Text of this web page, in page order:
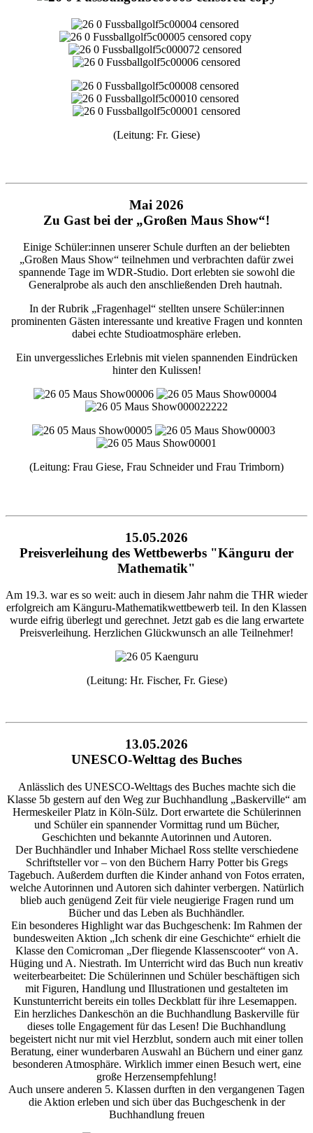
(Leitung: Fr. Giese)
Mai 2026
Zu Gast bei der „Großen Maus Show“!
Einige Schüler:innen unserer Schule durften an der beliebten
„Großen Maus Show“ teilnehmen und verbrachten dafür zwei
spannende Tage im WDR-Studio. Dort erlebten sie sowohl die
Generalprobe als auch den anschließenden Dreh hautnah.
In der Rubrik „Fragenhagel“ stellten unsere Schüler:innen
prominenten Gästen interessante und kreative Fragen und konnten
dabei echte Studioatmosphäre erleben.
Ein unvergessliches Erlebnis mit vielen spannenden Eindrücken
hinter den Kulissen!
(Leitung: Frau Giese, Frau Schneider und Frau Trimborn)
15.05.2026
Preisverleihung des Wettbewerbs "Känguru der
Mathematik"
Am 19.3. war es so weit: auch in diesem Jahr nahm die THR wieder
erfolgreich am Känguru-Mathematikwettbewerb teil. In den Klassen
wurde eifrig überlegt und gerechnet. Jetzt gab es die lang erwartete
Preisverleihung. Herzlichen Glückwunsch an alle Teilnehmer!
(Leitung: Hr. Fischer, Fr. Giese)
13.05.2026
UNESCO-Welttag des Buches
Anlässlich des UNESCO-Welttags des Buches machte sich die
Klasse 5b gestern auf den Weg zur Buchhandlung „Baskerville“ am
Hermeskeiler Platz in Köln-Sülz. Dort erwartete die Schülerinnen
und Schüler ein spannender Vormittag rund um Bücher,
Geschichten und bekannte Autorinnen und Autoren.
Der Buchhändler und Inhaber Michael Ross stellte verschiedene
Schriftsteller vor – von den Büchern Harry Potter bis Gregs
Tagebuch. Außerdem durften die Kinder anhand von Fotos erraten,
welche Autorinnen und Autoren sich dahinter verbergen. Natürlich
blieb auch genügend Zeit für viele neugierige Fragen rund um
Bücher und das Leben als Buchhändler.
Ein besonderes Highlight war das Buchgeschenk: Im Rahmen der
bundesweiten Aktion „Ich schenk dir eine Geschichte“ erhielt die
Klasse den Comicroman „Der fliegende Klassenscooter“ von A.
Hüging und A. Niestrath. Im Unterricht wird das Buch nun kreativ
weiterbearbeitet: Die Schülerinnen und Schüler beschäftigen sich
mit Figuren, Handlung und Illustrationen und gestalteten im
Kunstunterricht bereits ein tolles Deckblatt für ihre Lesemappen.
Ein herzliches Dankeschön an die Buchhandlung Baskerville für
dieses tolle Engagement für das Lesen! Die Buchhandlung
begeistert nicht nur mit viel Herzblut, sondern auch mit einer tollen
Beratung, einer wunderbaren Auswahl an Büchern und einer ganz
besonderen Atmosphäre. Wirklich immer einen Besuch wert, eine
große Herzensempfehlung!
Auch unsere anderen 5. Klassen durften in den vergangenen Tagen
die Aktion erleben und sich über das Buchgeschenk in der
Buchhandlung freuen